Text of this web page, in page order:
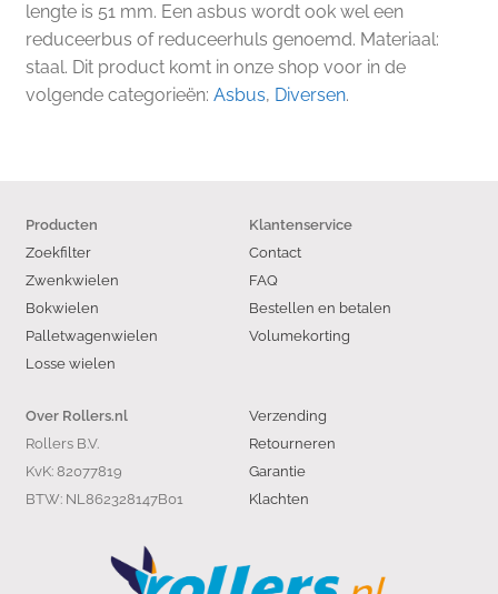
lengte is 51 mm. Een asbus wordt ook wel een
reduceerbus of reduceerhuls genoemd. Materiaal:
staal. Dit product komt in onze shop voor in de
volgende categorieën: Asbus, Diversen.
Producten
Zoekfilter
Zwenkwielen
Bokwielen
Palletwagenwielen
Losse wielen
Klantenservice
Contact
FAQ
Bestellen en betalen
Volumekorting
Verzending
Retourneren
Garantie
Klachten
Over Rollers.nl
Rollers B.V.
KvK: 82077819
BTW: NL862328147B01